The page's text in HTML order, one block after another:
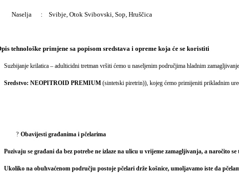
Naselja : Svibje, Otok Svibovski, Sop, Hruščica
tehnološke primjene sa popisom sredstava i opreme koja će se koristiti
Suzbijanje krilatica – adulticidni tretman vršiti ćemo u naseljenim područjima hladnim
Sredstvo: NEOPITROID PREMIUM (sintetski piretrin)), kojeg ćemo primijeniti prikladnim
? Obavijesti građanima i pčelarima
Pozivaju se građani da bez potrebe ne izlaze na ulicu u vrijeme zamagljivanja, a
Ukoliko na obuhvaćenom području postoje pčelari drže košnice, umoljavamo iste da